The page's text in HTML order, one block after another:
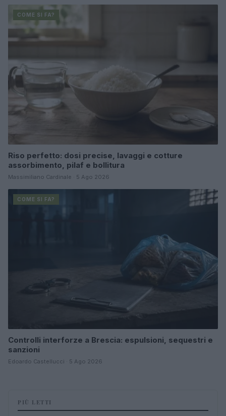
COME SI FA?
Riso perfetto: dosi precise, lavaggi e cotture
assorbimento, pilaf e bollitura
Massimiliano Cardinale · 5 Ago 2026
COME SI FA?
Controlli interforze a Brescia: espulsioni, sequestri e
sanzioni
Edoardo Castellucci · 5 Ago 2026
PIÙ LETTI